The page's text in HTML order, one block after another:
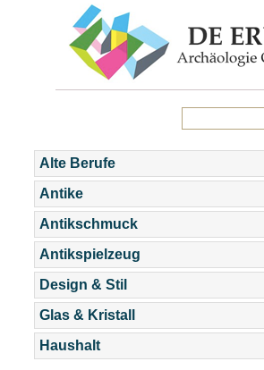
Alte Berufe
Antike
Antikschmuck
Antikspielzeug
Design & Stil
Glas & Kristall
Haushalt